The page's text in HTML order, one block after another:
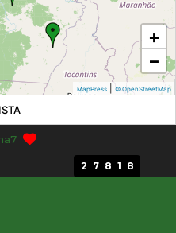
+
−
MapPress © OpenStreetMap
27818